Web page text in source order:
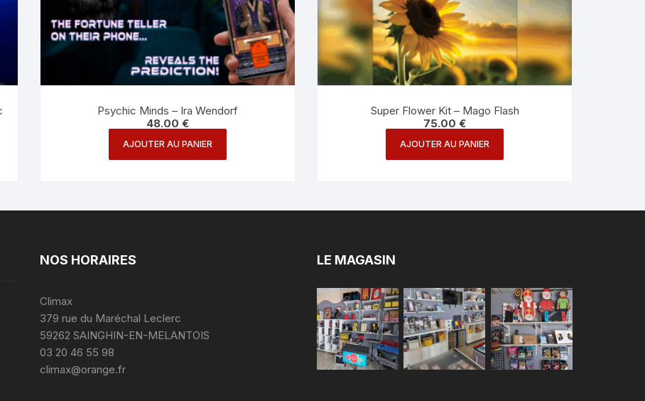
Psychic Minds – Ira Wendorf
48.00 €
AJOUTER AU PANIER
Super Flower Kit – Mago Flash
75.00 €
AJOUTER AU PANIER
NOS HORAIRES
Climax
379 rue du Maréchal Leclerc
59262 SAINGHIN-EN-MELANTOIS
03 20 46 55 98
climax@orange.fr
LE MAGASIN